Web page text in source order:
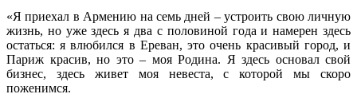
«Я приехал в Армению на семь дней – устроить свою личную
жизнь, но уже здесь я два с половиной года и намерен здесь
остаться: я влюбился в Ереван, это очень красивый город, и
Париж красив, но это – моя Родина. Я здесь основал свой
бизнес, здесь живет моя невеста, с которой мы скоро
поженимся.